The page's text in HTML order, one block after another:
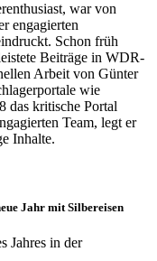
war von
engagierten
Schon früh
Beiträge in WDR-
Arbeit von Günter
wie
das kritische Portal
Team, legt er
Inhalte.
Jahr mit Silbereisen
Jahres in der